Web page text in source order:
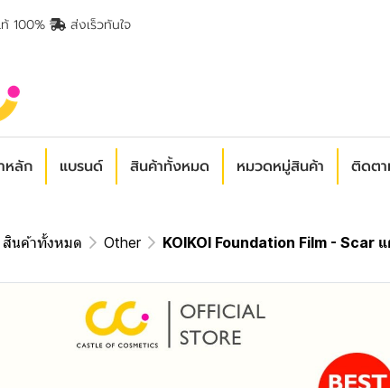
100% ส่งเร็วทันใจ
หลัก แบรนด์ สินค้าทั้งหมด หมวดหมู่สินค้า ติดต
สินค้าทั้งหมด Other KOIKOI Foundation Film -